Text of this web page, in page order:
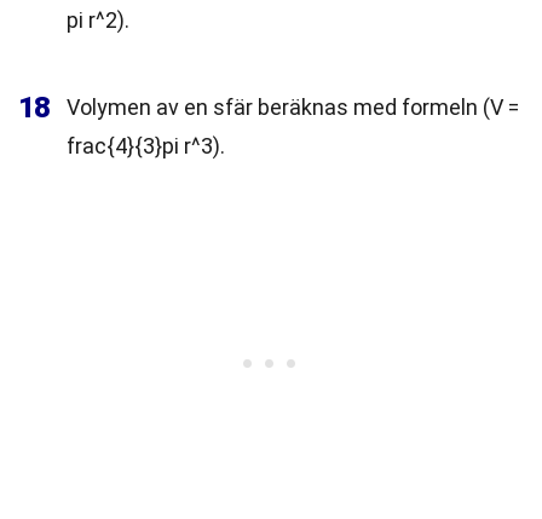
pi r^2).
18
Volymen av en sfär beräknas med formeln (V =
frac{4}{3}pi r^3).